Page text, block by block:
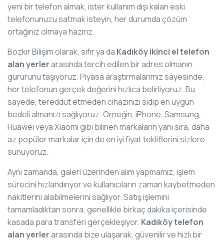
yeni bir telefon almak, ister kullanım dışı kalan eski
telefonunuzu satmak isteyin, her durumda çözüm
ortağınız olmaya hazırız.
Bozkır Bilişim olarak, sıfır ya da Kadıköy ikinci el telefon
alan yerlerarasında tercih edilen bir adres olmanın
gururunu taşıyoruz. Piyasa araştırmalarımız sayesinde,
her telefonun gerçek değerini hızlıca belirliyoruz. Bu
sayede, tereddüt etmeden cihazınızı sidip en uygun
bedeli almanızı sağlıyoruz. Örneğin, iPhone, Samsung,
Huawei veya Xiaomi gibi bilinen markaların yanı sıra, daha
az popüler markalar için de en iyi fiyat tekliflerini sizlere
sunuyoruz.
Aynı zamanda, galeri üzerinden alım yapmamız, işlem
sürecini hızlandırıyor ve kullanıcıların zaman kaybetmeden
nakitlerini alabilmelerini sağlıyor. Satış işlemini
tamamladıktan sonra, genellikle birkaç dakika içerisinde
kasada para transferi gerçekleşiyor. Kadıköy telefon
alan yerlerarasında bize ulaşarak, güvenilir ve hızlı bir